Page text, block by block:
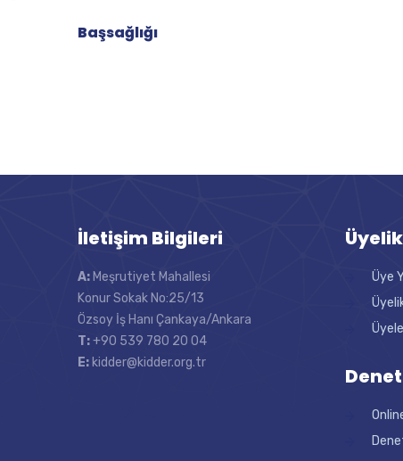
Başsağlığı
İletişim Bilgileri
A: Meşrutiyet Mahallesi
Konur Sokak No:25/13
Özsoy İş Hanı Çankaya/Ankara
T:+90 539 780 20 04
E: kidder@kidder.org.tr
Üyelik
Üye